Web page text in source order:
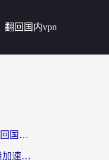
翻回国内vpn
Malus VPN好用吗？和极闪回国VPN对比哪个回国效果更好？海外党亲测3款加速器+避坑指南
海外党必看：如何通过试用加速器解决国内APP地区限制？附2026最新对比测评